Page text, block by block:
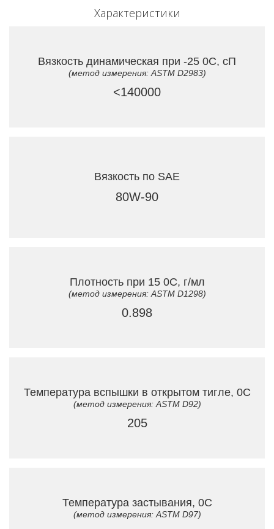
Характеристики
Вязкость динамическая при -25 0C, сП
(метод измерения: ASTM D2983)
<140000
Вязкость по SAE
80W-90
Плотность при 15 0C, г/мл
(метод измерения: ASTM D1298)
0.898
Температура вспышки в открытом тигле, 0C
(метод измерения: ASTM D92)
205
Температура застывания, 0C
(метод измерения: ASTM D97)